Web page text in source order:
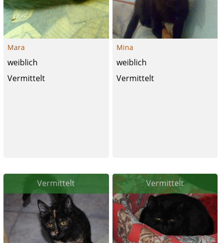
Mara
weiblich
Vermittelt
Mina
weiblich
Vermittelt
Vermittelt Vermittelt